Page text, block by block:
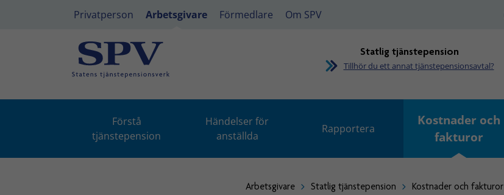
Privatperson Arbetsgivare Förmedlare Om SPV
Statlig tjänstepension
Tillhör du ett annat tjänstepensionsavtal?
Förstå
tjänstepension
Händelser för
anställda
Rapportera
Kostnader och
fakturor
Arbetsgivare Statlig tjänstepension Kostnader och fakturor